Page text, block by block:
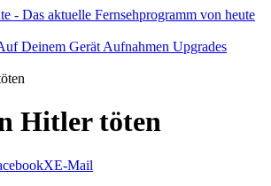
Deinem Gerät Aufnahmen Upgrades
Hitler töten
XE-Mail